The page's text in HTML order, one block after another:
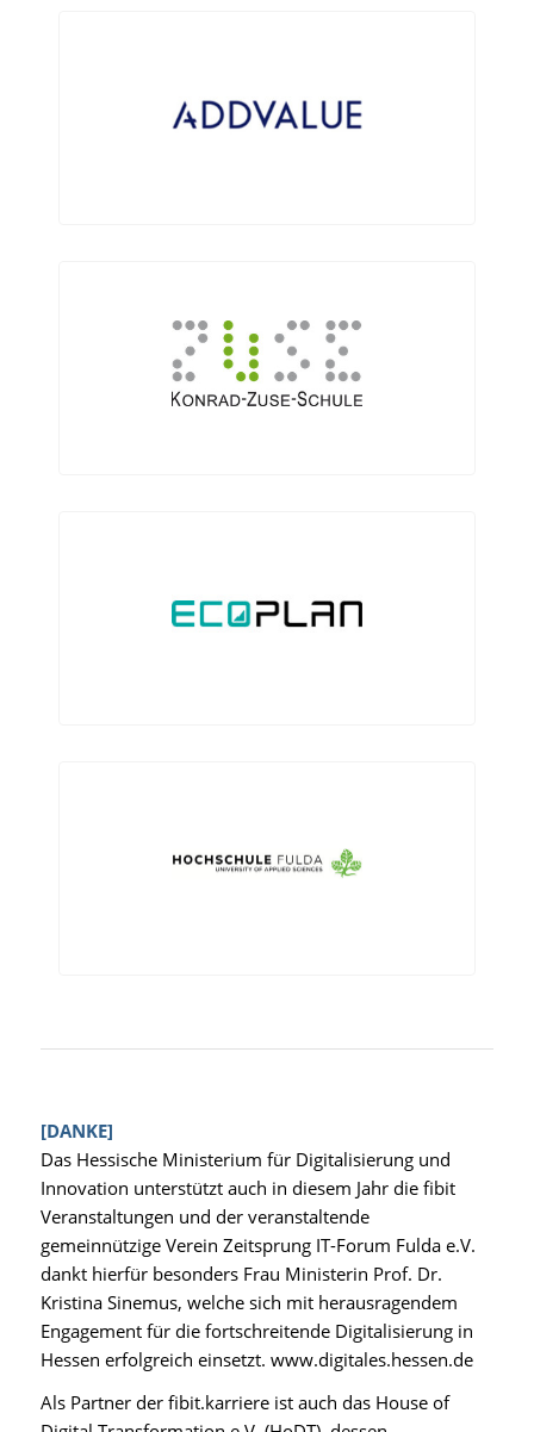
[DANKE]
Das Hessische Ministerium für Digitalisierung und
Innovation unterstützt auch in diesem Jahr die fibit
Veranstaltungen und der veranstaltende
gemeinnützige Verein Zeitsprung IT-Forum Fulda e.V.
dankt hierfür besonders Frau Ministerin Prof. Dr.
Kristina Sinemus, welche sich mit herausragendem
Engagement für die fortschreitende Digitalisierung in
Hessen erfolgreich einsetzt. www.digitales.hessen.de
Als Partner der fibit.karriere ist auch das House of